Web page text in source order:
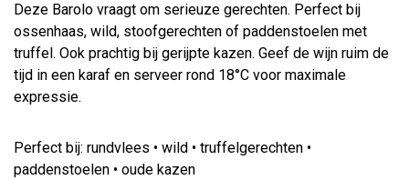
Deze Barolo vraagt om serieuze gerechten. Perfect bij
ossenhaas, wild, stoofgerechten of paddenstoelen met
truffel. Ook prachtig bij gerijpte kazen. Geef de wijn ruim de
tijd in een karaf en serveer rond 18°C voor maximale
expressie.
Perfect bij: rundvlees • wild • truffelgerechten •
paddenstoelen • oude kazen